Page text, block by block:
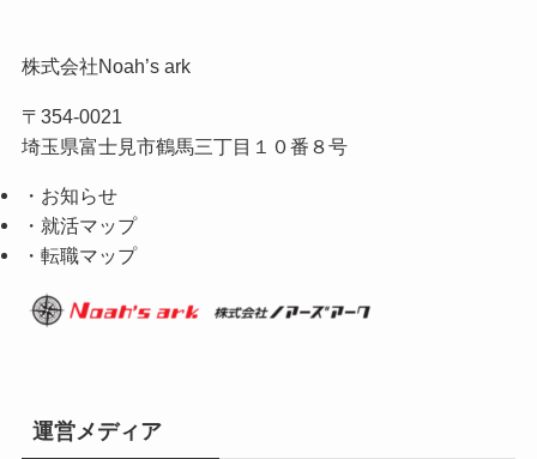
株式会社Noah’s ark
〒354-0021
埼玉県富士見市鶴馬三丁目１０番８号
・お知らせ
・就活マップ
・転職マップ
運営メディア